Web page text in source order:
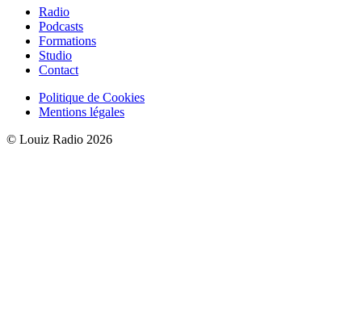
Radio
Podcasts
Formations
Studio
Contact
Politique de Cookies
Mentions légales
© Louiz Radio 2026